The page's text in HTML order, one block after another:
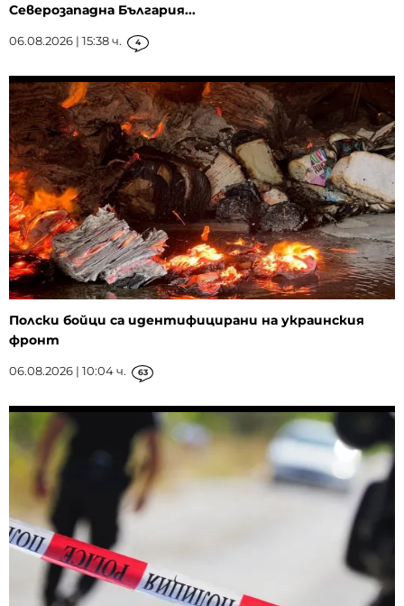
Северозападна България...
06.08.2026 | 15:38 ч. 4
Полски бойци са идентифицирани на украинския
фронт
06.08.2026 | 10:04 ч. 63